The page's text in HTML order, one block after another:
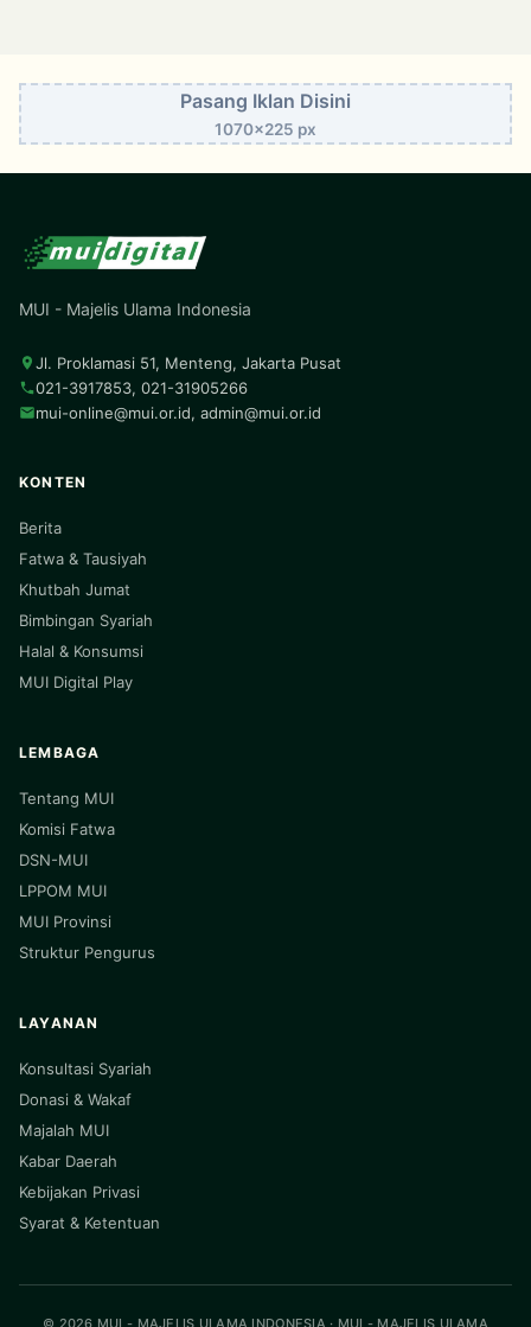
Pasang Iklan Disini
1070x225 px
MUI - Majelis Ulama Indonesia
Jl. Proklamasi 51, Menteng, Jakarta Pusat
021-3917853, 021-31905266
mui-online@mui.or.id, admin@mui.or.id
KONTEN
Berita
Fatwa & Tausiyah
Khutbah Jumat
Bimbingan Syariah
Halal & Konsumsi
MUI Digital Play
LEMBAGA
Tentang MUI
Komisi Fatwa
DSN-MUI
LPPOM MUI
MUI Provinsi
Struktur Pengurus
LAYANAN
Konsultasi Syariah
Donasi & Wakaf
Majalah MUI
Kabar Daerah
Kebijakan Privasi
Syarat & Ketentuan